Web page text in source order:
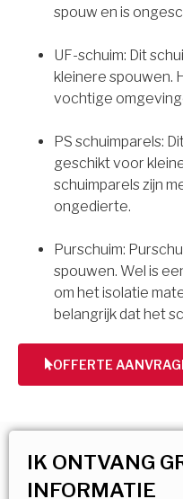
spouw en is
UF-schuim: Dit
kleinere spouwen.
vochtige
PS schuimparels:
geschikt voor
schuimparels zijn
ongedierte.
Purschuim:
spouwen. Wel is
om het isolatie
belangrijk dat het
OFFERTE
IK ONTVANG
INFORMATIE